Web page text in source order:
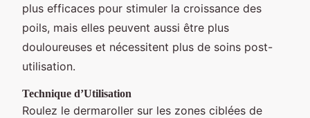
plus efficaces pour stimuler la croissance des
poils, mais elles peuvent aussi être plus
douloureuses et nécessitent plus de soins post-
utilisation.
Technique d’Utilisation
Roulez le dermaroller sur les zones ciblées de